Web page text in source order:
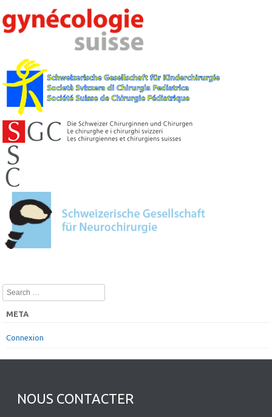
Search
META
Connexion
NOUS CONTACTER